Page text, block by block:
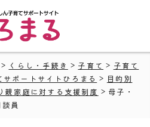
> くらし・手続き > 子育て > 子育て
ポートサイトひろまる > 目的別
親家庭に対する支援制度 > 母子・
員